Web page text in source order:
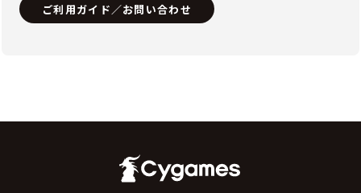
ご利用ガイド／お問い合わせ